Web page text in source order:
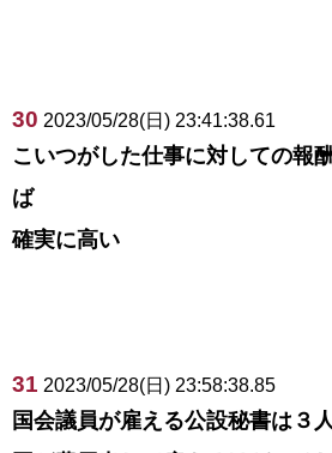
30 2023/05/28(日) 23:41:38.61
こいつがした仕事に対しての報
ば
確実に高い
31 2023/05/28(日) 23:58:38.85
国会議員が雇える公設秘書は３人